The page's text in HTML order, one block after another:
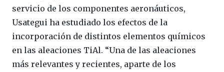
servicio de los componentes aeronáuticos,
Usategui ha estudiado los efectos de la
incorporación de distintos elementos químicos
en las aleaciones TiAl. “Una de las aleaciones
más relevantes y recientes, aparte de los